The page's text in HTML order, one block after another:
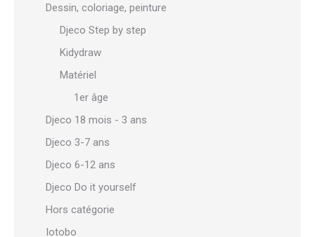
Dessin, coloriage, peinture
Djeco Step by step
Kidydraw
Matériel
1er âge
Djeco 18 mois - 3 ans
Djeco 3-7 ans
Djeco 6-12 ans
Djeco Do it yourself
Hors catégorie
Iotobo